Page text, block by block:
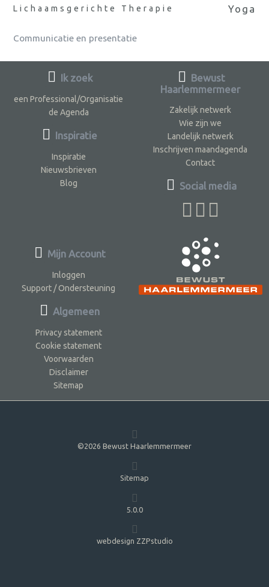
Lichaamsgerichte Therapie Yoga
Communicatie en presentatie
Ik zoek
een Professional/Organisatie
de Agenda
Inspiratie
Inspiratie
Nieuwsbrieven
Blog
Bewust
Haarlemmermeer
Zakelijk netwerk
Wie zijn we
Landelijk netwerk
Inschrijven maandagenda
Contact
Social media
Mijn Account
Inloggen
Support / Ondersteuning
Algemeen
Privacy statement
Cookie statement
Voorwaarden
Disclaimer
Sitemap
©2026 Bewust Haarlemmermeer
Sitemap
5.0.0
webdesign ZZPstudio